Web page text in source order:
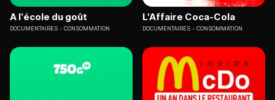
A l’école du goût
DOCUMENTAIRES CONSOMMATION
L'Affaire Coca-Cola
DOCUMENTAIRES CONSOMMATION